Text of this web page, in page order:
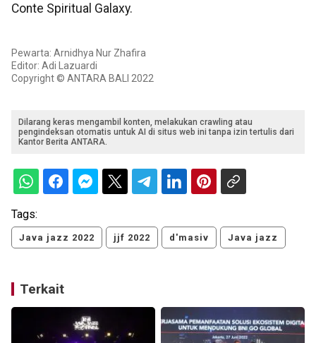
Conte Spiritual Galaxy.
Pewarta: Arnidhya Nur Zhafira
Editor: Adi Lazuardi
Copyright © ANTARA BALI 2022
Dilarang keras mengambil konten, melakukan crawling atau
pengindeksan otomatis untuk AI di situs web ini tanpa izin tertulis dari
Kantor Berita ANTARA.
Tags:
Java jazz 2022 jjf 2022 d'masiv Java jazz
Terkait